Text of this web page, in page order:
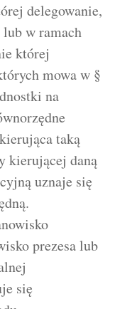
delegowanie,
w ramach
której
mowa w §
na
taką
kierującej daną
uznaje się
prezesa lub
się